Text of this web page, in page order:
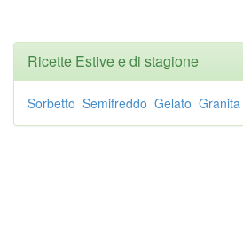
Ricette Estive e di stagione
Sorbetto Semifreddo Gelato Granita